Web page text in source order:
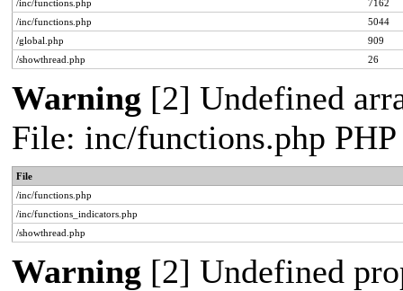
/inc/functions.php
7162
/inc/functions.php
5044
/global.php
909
/showthread.php
26
Warning [2] Undefined
File: inc/functions.php
File
/inc/functions.php
/inc/functions_indicators.php
/showthread.php
Warning [2] Undefined